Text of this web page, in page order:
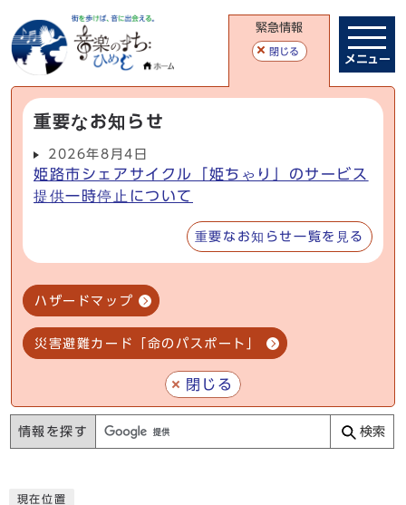
緊急情報
閉じる
重要なお知らせ
2026年8月4日
姫路市シェアサイクル「姫ちゃり」のサービス
提供一時停止について
重要なお知らせ一覧を見る
ハザードマップ
災害避難カード「命のパスポート」
閉じる
メニュー
情報を探す 検索
現在位置